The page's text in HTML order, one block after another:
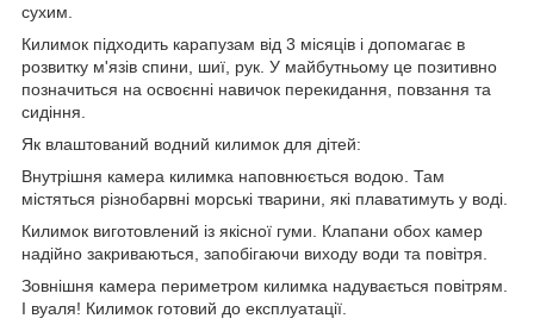
сухим.
Килимок підходить карапузам від 3 місяців і допомагає в
розвитку м'язів спини, шиї, рук. У майбутньому це позитивно
позначиться на освоєнні навичок перекидання, повзання та
сидіння.
Як влаштований водний килимок для дітей:
Внутрішня камера килимка наповнюється водою. Там
містяться різнобарвні морські тварини, які плаватимуть у воді.
Килимок виготовлений із якісної гуми. Клапани обох камер
надійно закриваються, запобігаючи виходу води та повітря.
Зовнішня камера периметром килимка надувається повітрям.
І вуаля! Килимок готовий до експлуатації.